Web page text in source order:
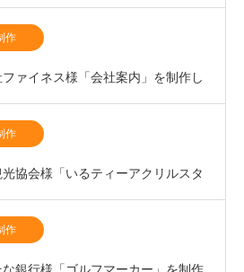
作
ファイネス様「会社案内」を制作し
作
光協会様「いるティーアクリルスタ
。
作